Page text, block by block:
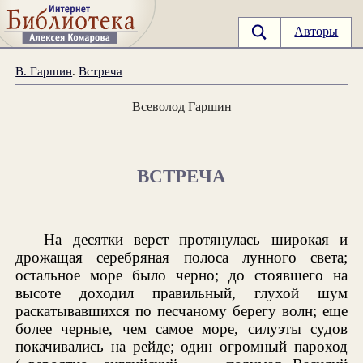
Авторы
В. Гаршин.Встреча
Всеволод Гаршин
ВСТРЕЧА
На десятки верст протянулась широкая и
дрожащая серебряная полоса лунного света;
остальное море было черно; до стоявшего на
высоте доходил правильный, глухой шум
раскатывавшихся по песчаному берегу волн; еще
более черные, чем самое море, силуэты судов
покачивались на рейде; один огромный пароход